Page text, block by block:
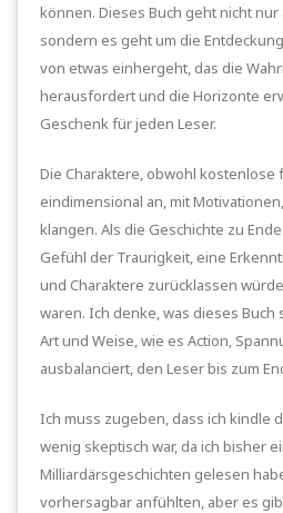
können. Dieses Buch geht nicht nur
sondern es geht um die
von etwas einhergeht, das die
herausfordert und die Horizonte
Geschenk für jeden Leser.
Die Charaktere, obwohl kostenlose
eindimensional an, mit
klangen. Als die Geschichte zu
Gefühl der Traurigkeit, eine
und Charaktere zurücklassen
waren. Ich denke, was dieses Buch
Art und Weise, wie es Action,
ausbalanciert, den Leser bis zum
Ich muss zugeben, dass ich kindle
wenig skeptisch war, da ich bisher
Milliardärsgeschichten gelesen
vorhersagbar anfühlten, aber es